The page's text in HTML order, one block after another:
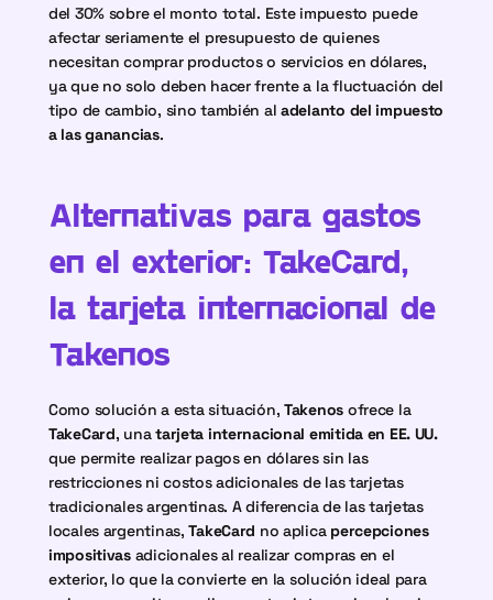
del 30% sobre el monto total. Este impuesto puede
afectar seriamente el presupuesto de quienes
necesitan comprar productos o servicios en dólares,
ya que no solo deben hacer frente a la fluctuación del
tipo de cambio, sino también al adelanto del impuesto
a las ganancias.
Alternativas para gastos
en el exterior: TakeCard,
la tarjeta internacional de
Takenos
Como solución a esta situación, Takenos
ofrece la
TakeCard, una tarjeta internacional emitida en EE. UU.
que permite realizar pagos en dólares sin las
restricciones ni costos adicionales de las tarjetas
tradicionales argentinas. A diferencia de las tarjetas
locales argentinas, TakeCard no aplica percepciones
impositivas adicionales al realizar compras en el
exterior, lo que la convierte en la solución ideal para